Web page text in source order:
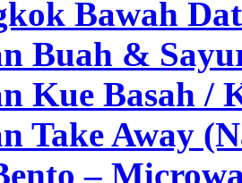
Bawah
Buah &
Kue Basah /
Take Away
–